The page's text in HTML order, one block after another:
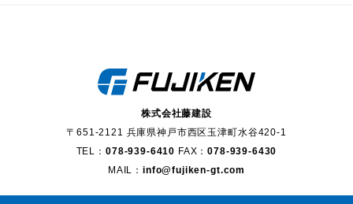
株式会社藤建設
〒651-2121 兵庫県神戸市西区玉津町水谷420-1
TEL：078-939-6410 FAX：078-939-6430
MAIL：info@fujiken-gt.com